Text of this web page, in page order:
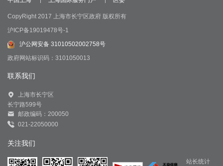
CopyRight 2017 上海市长宁区政府 版权所有
沪ICP备19019478号-1
沪公网安备 31010502002758号
政府网站标识码：3101050013
联系我们
上海市长宁区
长宁路599号
邮政编码：200050
021-22050000
关注我们
站长统计